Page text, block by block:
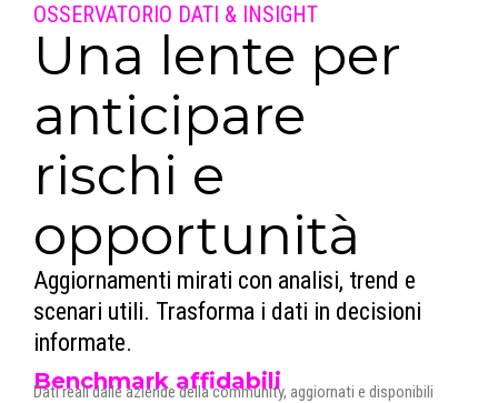
OSSERVATORIO DATI & INSIGHT
Una lente per
anticipare
rischi e
opportunità
Aggiornamenti mirati con analisi, trend e
scenari utili. Trasforma i dati in decisioni
informate.
Benchmark affidabili
Dati reali dalle aziende della community, aggiornati e disponibili